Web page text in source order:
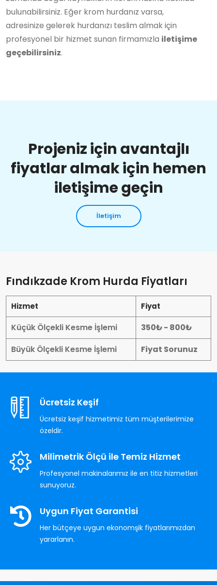
bulunabilirsiniz. Eğer krom hurdanız varsa,
adresinize gelerek hurdanızı teslim almak için
profesyonel bir hizmet sunan firmamızla iletişime
geçebilirsiniz.
Projeniz için avantajlı
fiyatlar almak için hemen
iletişime geçin
İletişim
Fındıkzade Krom Hurda Fiyatları
Hizmet Fiyat
Küçük Ölçekli Kesme İşlemi
350₺ - 800₺
Büyük Ölçekli Kesme İşlemi
Fiyat Sorunuz
Ücretsiz Keşif
Ücretsiz keşif hizmetimiz tüm müşterilerimize
özeldir.
Milimetrik Ölçü ile Temiz Hizmet
Profesyonel makinalarımız ile en titiz hizmetleri
sunuyoruz.
Uygun Fiyat Garantisi
Her bütçeye uygun ekonomşik fiyatlarımızdan
yararlanın.